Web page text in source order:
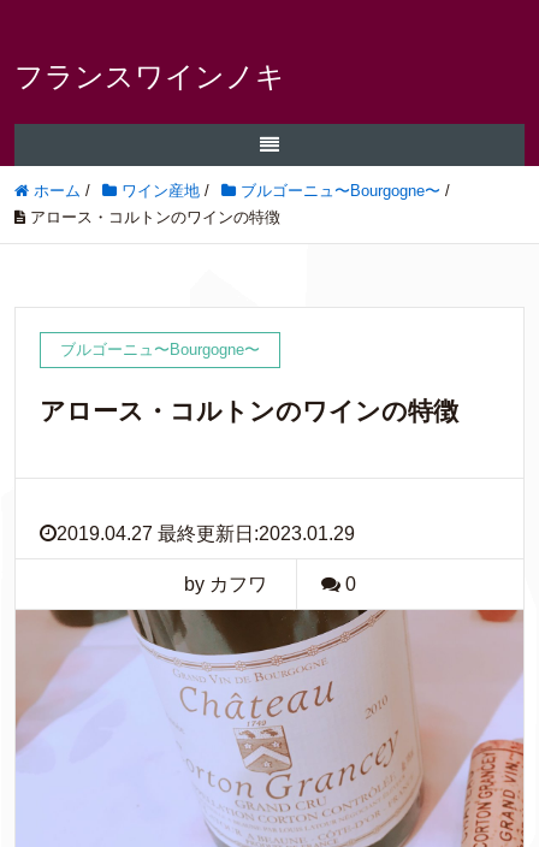
フランスワインノキ
ホーム / ワイン産地 / ブルゴーニュ〜Bourgogne〜 /
アロース・コルトンのワインの特徴
ブルゴーニュ〜Bourgogne〜
アロース・コルトンのワインの特徴
2019.04.27 最終更新日:2023.01.29
by カフワ 0